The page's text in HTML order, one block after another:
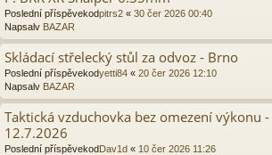
Poslední příspěvekodpitrs2 « 30 čer 2026 00:40
Napsalv BAZAR
Skládací střelecký stůl za odvoz - Brno
Poslední příspěvekodyetti84 « 20 čer 2026 12:10
Napsalv BAZAR
Taktická vzduchovka bez omezení výkonu -
12.7.2026
Poslední příspěvekodDav1d « 10 čer 2026 11:26